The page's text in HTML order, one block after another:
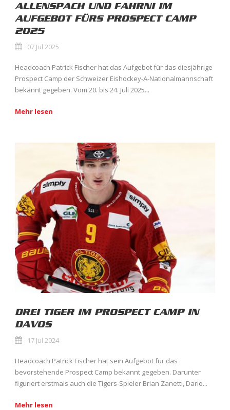
ALLENSPACH UND FAHRNI IM
AUFGEBOT FÜRS PROSPECT CAMP
2025
07 Jul 2025
Headcoach Patrick Fischer hat das Aufgebot für das diesjährige
Prospect Camp der Schweizer Eishockey-A-Nationalmannschaft
bekannt gegeben. Vom 20. bis 24. Juli 2025...
Mehr lesen
DREI TIGER IM PROSPECT CAMP IN
DAVOS
17 Jul 2024
Headcoach Patrick Fischer hat sein Aufgebot für das
bevorstehende Prospect Camp bekannt gegeben. Darunter
figuriert erstmals auch die Tigers-Spieler Brian Zanetti, Dario...
Mehr lesen